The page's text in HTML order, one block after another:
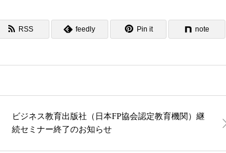
RSS feedly Pin it note
ビジネス教育出版社（日本FP協会認定教育機関）継
続セミナー終了のお知らせ